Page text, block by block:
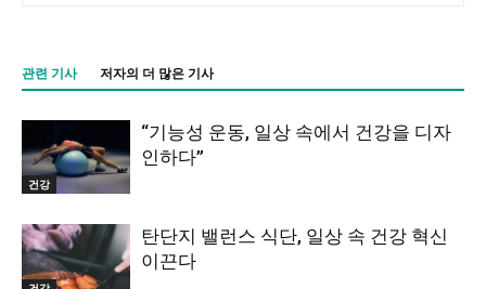
관련 기사 저자의 더 많은 기사
건강
“기능성 운동, 일상 속에서 건강을 디자
인하다”
탄단지 밸런스 식단, 일상 속 건강 혁신
이끈다